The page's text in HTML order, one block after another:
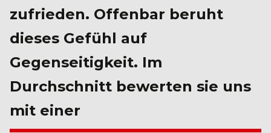
zufrieden. Offenbar beruht
dieses Gefühl auf
Gegenseitigkeit. Im
Durchschnitt bewerten sie uns
mit einer